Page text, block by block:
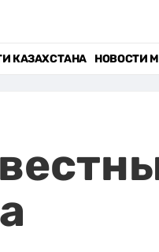
КАЗАХСТАНА НОВОСТИ